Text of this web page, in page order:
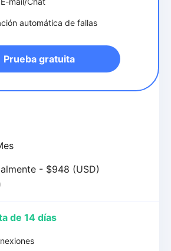
automática de fallas
Prueba gratuita
- $948 (USD)
de 14 días